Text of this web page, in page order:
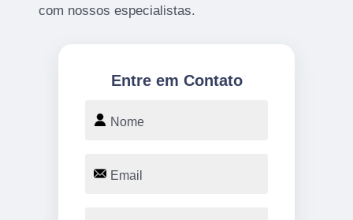
com nossos especialistas.
Entre em Contato